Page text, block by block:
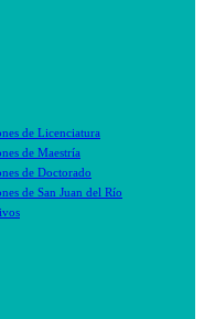
de Licenciatura
de Maestría
de Doctorado
de San Juan del Río